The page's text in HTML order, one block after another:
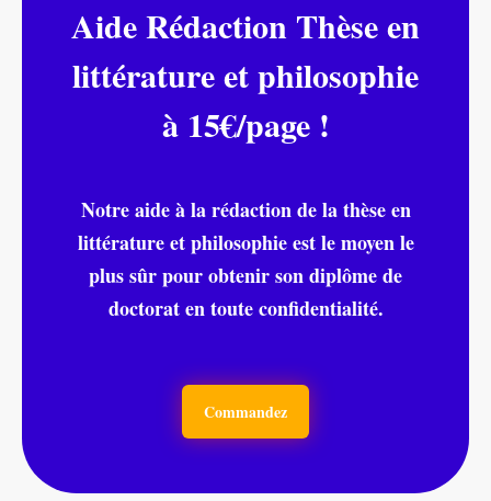
Aide Rédaction Thèse en
littérature et philosophie
à 15€/page !
Notre aide à la rédaction de la thèse en
littérature et philosophie est le moyen le
plus sûr pour obtenir son diplôme de
doctorat en toute confidentialité.
Commandez